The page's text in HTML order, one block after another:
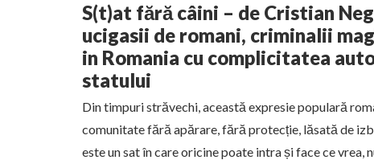
S(t)at fără câini – de Cristian
ucigasii de romani, criminalii
in Romania cu complicitatea
statului
Din timpuri străvechi, această expresie populară
comunitate fără apărare, fără protecție, lăsată de
este un sat în care oricine poate intra și face ce vrea,